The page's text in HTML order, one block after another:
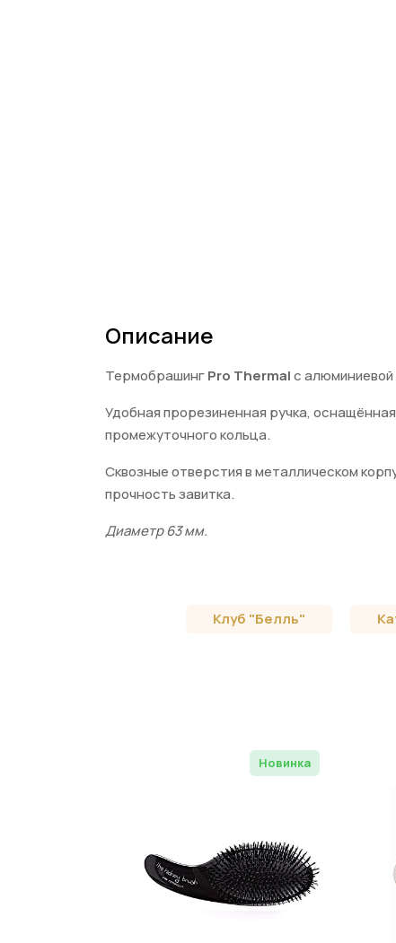
Описание
ТермобрашингPro Thermalс
Удобная прорезиненная ручка,
промежуточного кольца.
Сквозные отверстия в металлическом
прочность завитка.
Диаметр 63 мм.
Клуб "Белль"
Новинка